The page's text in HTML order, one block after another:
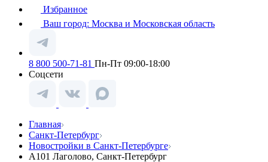
Избранное
Ваш город: Москва и Московская область
8 800 500-71-81 Пн-Пт 09:00-18:00
Соцсети
Главная
Санкт-Петербург
Новостройки в Санкт-Петербурге
А101 Лаголово, Санкт-Петербург